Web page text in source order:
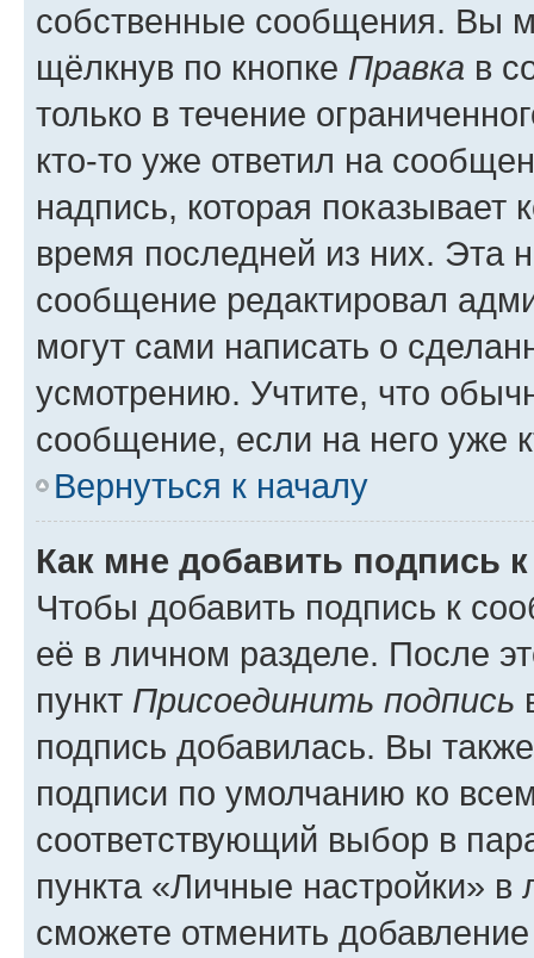
собственные сообщения. Вы
щёлкнув по кнопке Правка в
только в течение
кто-то уже ответил на
надпись, которая показывает
время последней из них. Эта
сообщение редактировал
могут сами написать о
усмотрению. Учтите, что
сообщение, если на него уже
Вернуться к началу
Как мне добавить подпись
Чтобы добавить подпись к
её в личном разделе. После
пункт Присоединить подпись
подпись добавилась. Вы
подписи по умолчанию ко
соответствующий выбор в
пункта «Личные настройки»
сможете отменить